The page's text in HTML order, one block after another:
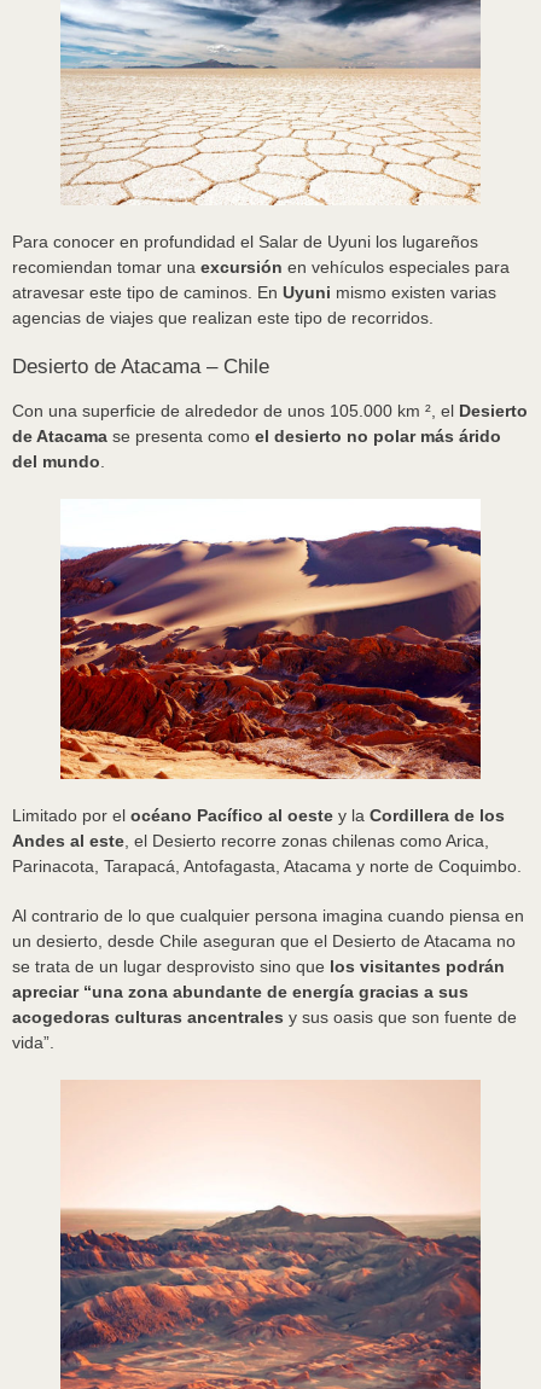
Para conocer en profundidad el Salar de Uyuni los lugareños
recomiendan tomar una excursión en vehículos especiales para
atravesar este tipo de caminos. En Uyuni mismo existen varias
agencias de viajes que realizan este tipo de recorridos.
Desierto de Atacama – Chile
Con una superficie de alrededor de unos 105.000 km ², el Desierto
de Atacama se presenta como el desierto no polar más árido
del mundo
Limitado por el océano Pacífico al oeste y la Cordillera de los
Andes al este , el Desierto recorre zonas chilenas como Arica,
Parinacota, Tarapacá, Antofagasta, Atacama y norte de Coquimbo.
Al contrario de lo que cualquier persona imagina cuando piensa en
un desierto, desde Chile aseguran que el Desierto de Atacama no
se trata de un lugar desprovisto sino que los visitantes podrán
apreciar “una zona abundante de energía gracias a sus
acogedoras culturas ancentrales y sus oasis que son fuente de
vida”.